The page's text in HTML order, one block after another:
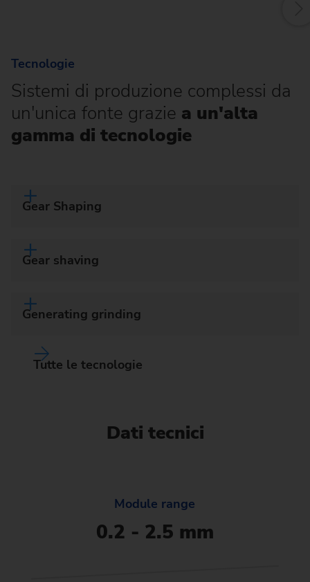
Tecnologie
Sistemi di produzione complessi da
un'unica fonte grazie a un'alta
gamma di tecnologie
Gear Shaping
Gear shaving
Generating grinding
Tutte le tecnologie
Dati tecnici
Module range
0.2 - 2.5 mm